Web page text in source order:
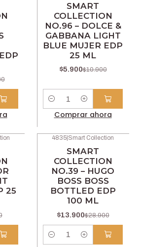
SMART
COLLECTION
NO.96 – DOLCE &
GABBANA LIGHT
BLUE MUJER EDP
25 ML
$5.900$10.900
Comprar ahora
25
4835 Smart Collection
SMART
COLLECTION
NO.39 – HUGO
BOSS BOSS
BOTTLED EDP
100 ML
$13.900$28.900
Cantidad